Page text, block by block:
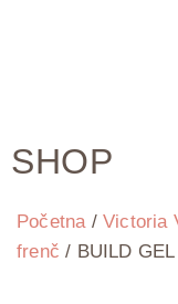
SHOP
Početna/Victoria
frenč / BUILD